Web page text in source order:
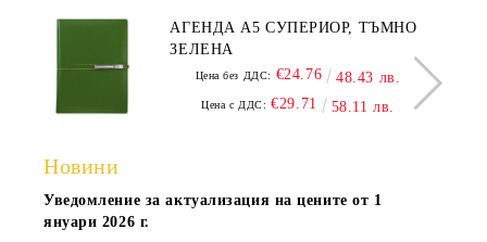
АГЕНДА А5 СУПЕРИОР, ТЪМНО
ЗЕЛЕНА
Цена без ДДС: €24.76 48.43 лв.
Цена с ДДС: €29.71 58.11 лв.
Новини
Уведомление за актуализация на цените от 1
януари 2026 г.